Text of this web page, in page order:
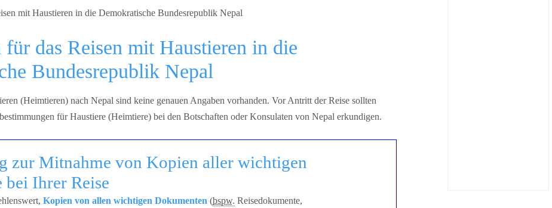
für das Reisen mit Haustieren in die
Bundesrepublik Nepal
(Heimtieren) nach Nepal sind keine genauen Angaben vorhanden. Vor Antritt der Reise sollten
für Haustiere (Heimtiere) bei den Botschaften oder Konsulaten von Nepal erkundigen.
zur Mitnahme von Kopien aller wichtigen
bei Ihrer Reise
Kopien von allen wichtigen Dokumenten (bspw. Reisedokumente,